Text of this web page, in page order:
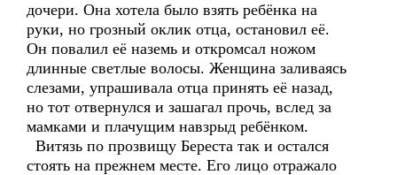
дочери. Она хотела было взять ребёнка на
руки, но грозный оклик отца, остановил её.
Он повалил её наземь и откромсал ножом
длинные светлые волосы. Женщина заливаясь
слезами, упрашивала отца принять её назад,
но тот отвернулся и зашагал прочь, вслед за
мамками и плачущим навзрыд ребёнком.
Витязь по прозвищу Береста так и остался
стоять на прежнем месте. Его лицо отражало